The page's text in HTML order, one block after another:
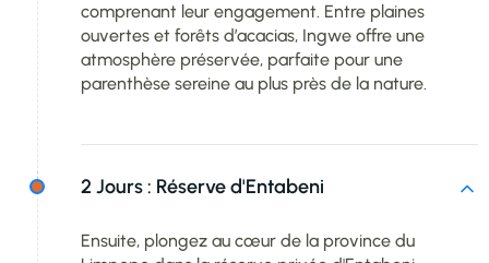
comprenant leur engagement. Entre plaines
ouvertes et forêts d’acacias, Ingwe offre une
atmosphère préservée, parfaite pour une
parenthèse sereine au plus près de la nature.
2 Jours : Réserve d'Entabeni
Ensuite, plongez au cœur de la province du